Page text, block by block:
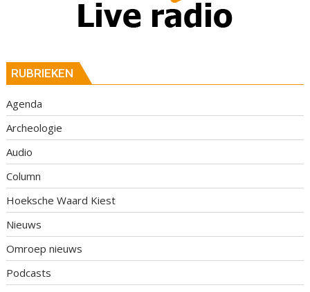
RUBRIEKEN
Agenda
Archeologie
Audio
Column
Hoeksche Waard Kiest
Nieuws
Omroep nieuws
Podcasts